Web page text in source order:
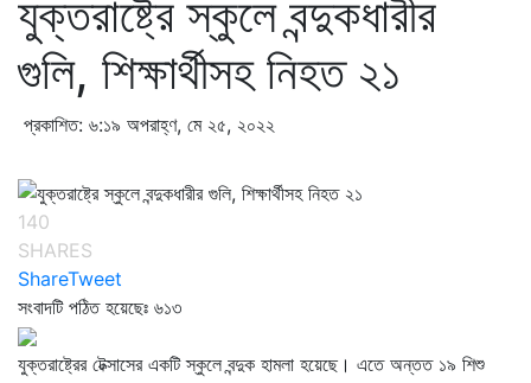
যুক্তরাষ্ট্রে স্কুলে বন্দুকধারীর
গুলি, শিক্ষার্থীসহ নিহত ২১
প্রকাশিত: ৬:১৯ অপরাহ্ণ, মে ২৫, ২০২২
140
SHARES
ShareTweet
সংবাদটি পঠিত হয়েছেঃ ৬১৩
যুক্তরাষ্ট্রের টেক্সাসের একটি স্কুলে বন্দুক হামলা হয়েছে। এতে অন্তত ১৯ শিশু